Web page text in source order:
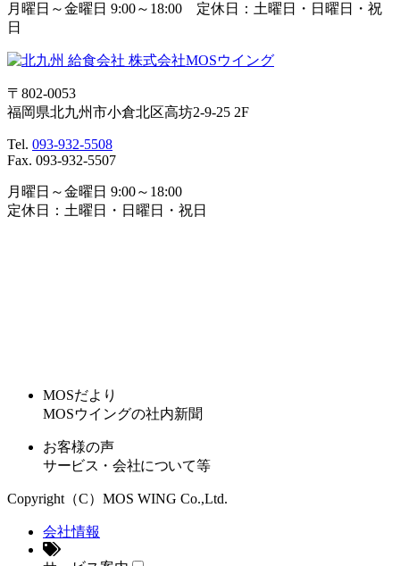
月曜日～金曜日 9:00～18:00 定休日：土曜日・日曜日・祝
日
〒802-0053
福岡県北九州市小倉北区高坊2-9-25 2F
Tel. 093-932-5508
Fax. 093-932-5507
月曜日～金曜日 9:00～18:00
定休日：土曜日・日曜日・祝日
MOSだより
MOSウイングの社内新聞
お客様の声
サービス・会社について等
Copyright（C）MOS WING Co.,Ltd.
会社情報